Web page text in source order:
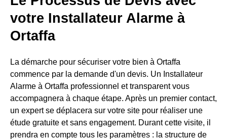
votre Installateur Alarme à
Ortaffa
La démarche pour sécuriser votre bien à Ortaffa
commence par la demande d'un devis. Un Installateur
Alarme à Ortaffa professionnel et transparent vous
accompagnera à chaque étape. Après un premier contact,
un expert se déplacera sur votre site pour réaliser une
étude gratuite et sans engagement. Durant cette visite, il
prendra en compte tous les paramètres : la structure de